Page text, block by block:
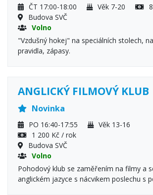
ČT 17:00-18:00 Věk 7-20
Budova SVČ
Volno
"Vzdušný hokej" na speciálních stolech,
pravidla, zápasy.
ANGLICKÝ FILMOVÝ KLUB
Novinka
PO 16:40-17:55
Věk 13-16
1 200 Kč / rok
Budova SVČ
Volno
Pohodový klub se zaměřením na filmy a
anglickém jazyce s nácvikem poslechu s